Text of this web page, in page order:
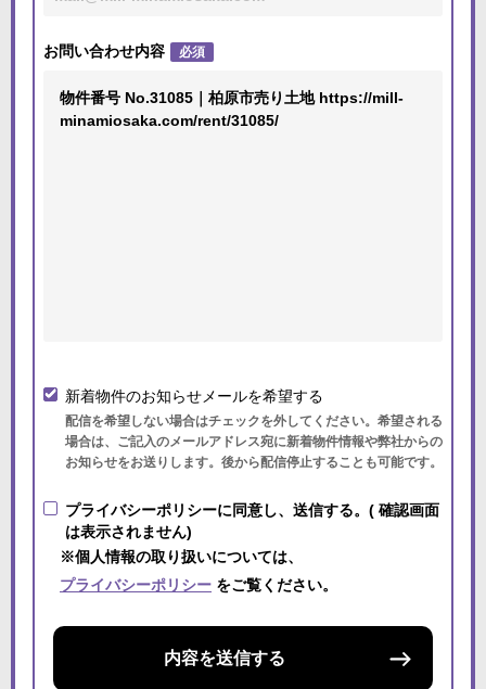
お問い合わせ内容 必須
新着物件のお知らせメールを希望する
配信を希望しない場合はチェックを外してください。希望される
場合は、ご記入のメールアドレス宛に新着物件情報や弊社からの
お知らせをお送りします。後から配信停止することも可能です。
プライバシーポリシーに同意し、送信する。( 確認画面
は表示されません)
※個人情報の取り扱いについては、
プライバシーポリシー をご覧ください。
内容を送信する